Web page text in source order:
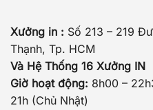
Xưởng in : Số 213 – 219
Thạnh, Tp. HCM
Và Hệ Thống 16 Xưởng IN
Giờ hoạt động: 8h00 –
21h (Chủ Nhật)